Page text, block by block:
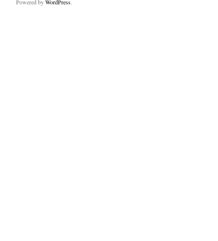
Powered byWordPress.